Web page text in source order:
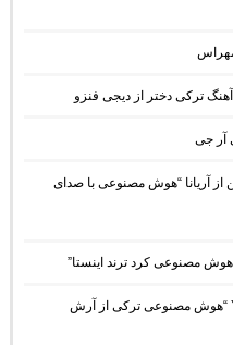
ترکی دختر از دیجی فنزو
آر جی
از آریانا “هوش مصنوعی با صدای
دانلود آهنگ Yavaş Yavaş Derin Derin “هوش مصنوعی ترکی از آرش